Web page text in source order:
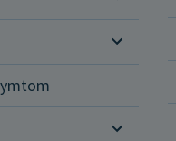
Vård och